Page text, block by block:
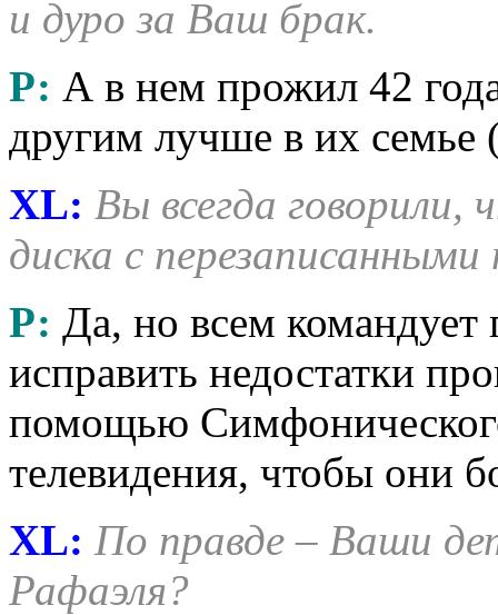
и дуро за Ваш брак.
Р: А в нем прожил 42
другим лучше в их семье
XL: Вы всегда говорили,
диска с перезаписанными
Р: Да, но всем командует
исправить недостатки
помощью
телевидения, чтобы они
XL: По правде – Ваши
Рафаэля?